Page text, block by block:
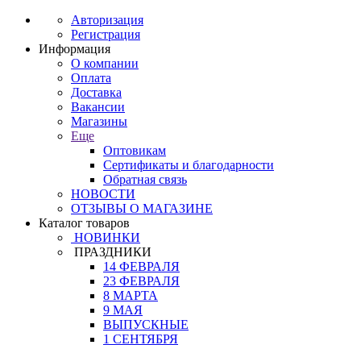
Авторизация
Регистрация
Информация
О компании
Оплата
Доставка
Вакансии
Магазины
Еще
Оптовикам
Сертификаты и благодарности
Обратная связь
НОВОСТИ
ОТЗЫВЫ О МАГАЗИНЕ
Каталог товаров
НОВИНКИ
ПРАЗДНИКИ
14 ФЕВРАЛЯ
23 ФЕВРАЛЯ
8 МАРТА
9 МАЯ
ВЫПУСКНЫЕ
1 СЕНТЯБРЯ